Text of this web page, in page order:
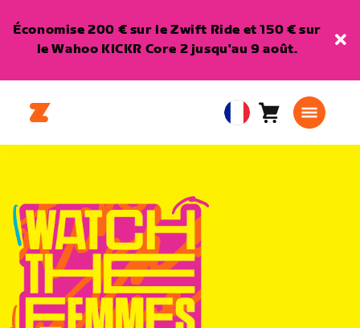
Économise 200 € sur le Zwift Ride et 150 € sur
le Wahoo KICKR Core 2 jusqu'au 9 août.
European
Union
Panier0